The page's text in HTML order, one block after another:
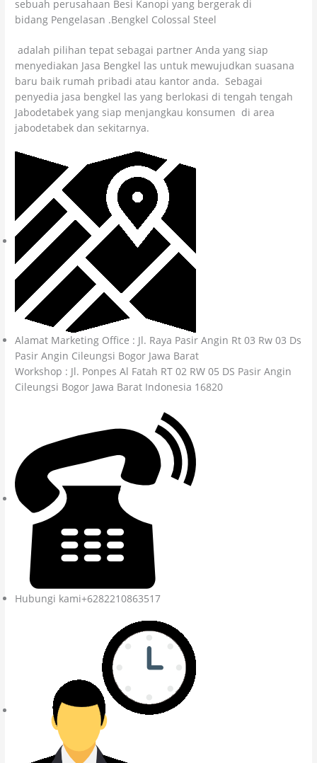
sebuah perusahaan Besi Kanopi yang bergerak di
bidang Pengelasan .Bengkel Colossal Steel
adalah pilihan tepat sebagai partner Anda yang siap
menyediakan Jasa Bengkel las untuk mewujudkan suasana
baru baik rumah pribadi atau kantor anda. Sebagai
penyedia jasa bengkel las yang berlokasi di tengah tengah
Jabodetabek yang siap menjangkau konsumen di area
jabodetabek dan sekitarnya.
Alamat Marketing Office : Jl. Raya Pasir Angin Rt 03 Rw 03 Ds
Pasir Angin Cileungsi Bogor Jawa Barat
Workshop : Jl. Ponpes Al Fatah RT 02 RW 05 DS Pasir Angin
Cileungsi Bogor Jawa Barat Indonesia 16820
Hubungi kami+6282210863517